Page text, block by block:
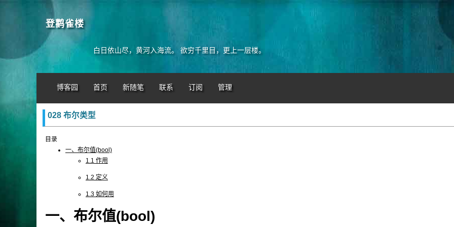
登鹳雀楼
白日依山尽，黄河入海流。 欲穷千里目，更上一层楼。
博客园 首页 新随笔 联系 订阅 管理
028 布尔类型
目录
一、布尔值(bool)
1.1 作用
1.2 定义
1.3 如何用
一、布尔值(bool)